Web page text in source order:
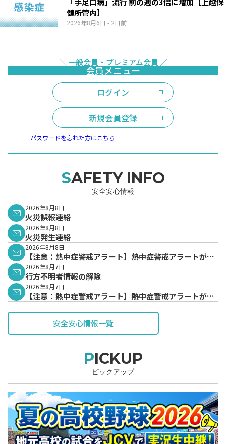
2026年8月6日 - 2日前
健所管内】
ログイン
新規会員登録
パスワードを忘れた方はこちら
SAFETY INFO
安全安心情報
2026年8月8日
火災誤報連絡
2026年8月8日
火災発生連絡
2026年8月8日
【注意：熱中症警戒アラート】熱中症警戒アラートが発
表されています。
2026年8月7日
行方不明者情報の解除
2026年8月7日
【注意：熱中症警戒アラート】熱中症警戒アラートが発
安全安心情報一覧
PICKUP
ピックアップ